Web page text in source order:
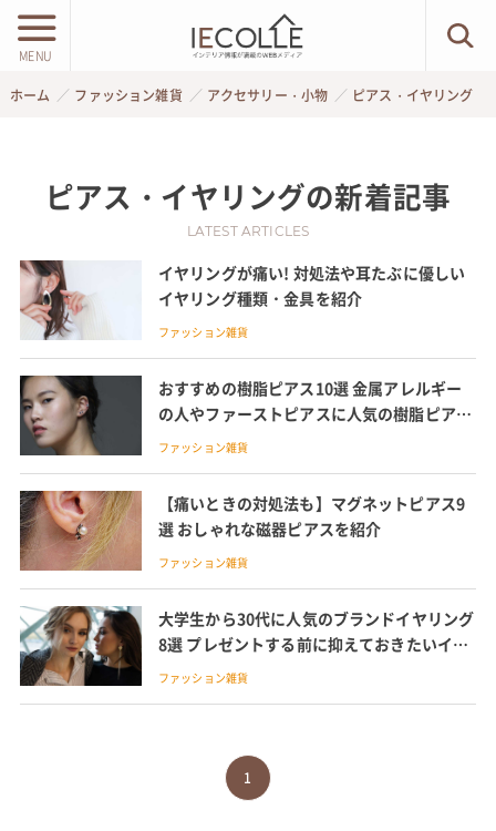
MENU
ホーム ファッション雑貨 アクセサリー・小物 ピアス・イヤリング
ピアス・イヤリングの新着記事
LATEST ARTICLES
イヤリングが痛い! 対処法や耳たぶに優しい
イヤリング種類・金具を紹介
ファッション雑貨
おすすめの樹脂ピアス10選 金属アレルギー
の人やファーストピアスに人気の樹脂ピアス
を紹介
ファッション雑貨
【痛いときの対処法も】マグネットピアス9
選 おしゃれな磁器ピアスを紹介
ファッション雑貨
大学生から30代に人気のブランドイヤリング
8選 プレゼントする前に抑えておきたいイヤ
リングとピアスの違い、留め具の種類も解説
ファッション雑貨
1